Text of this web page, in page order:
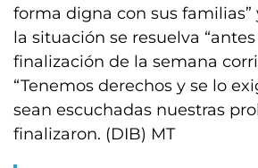
forma digna con sus
la situación se resuelva
finalización de la semana
“Tenemos derechos y se lo
sean escuchadas nuestras
finalizaron. (DIB) MT